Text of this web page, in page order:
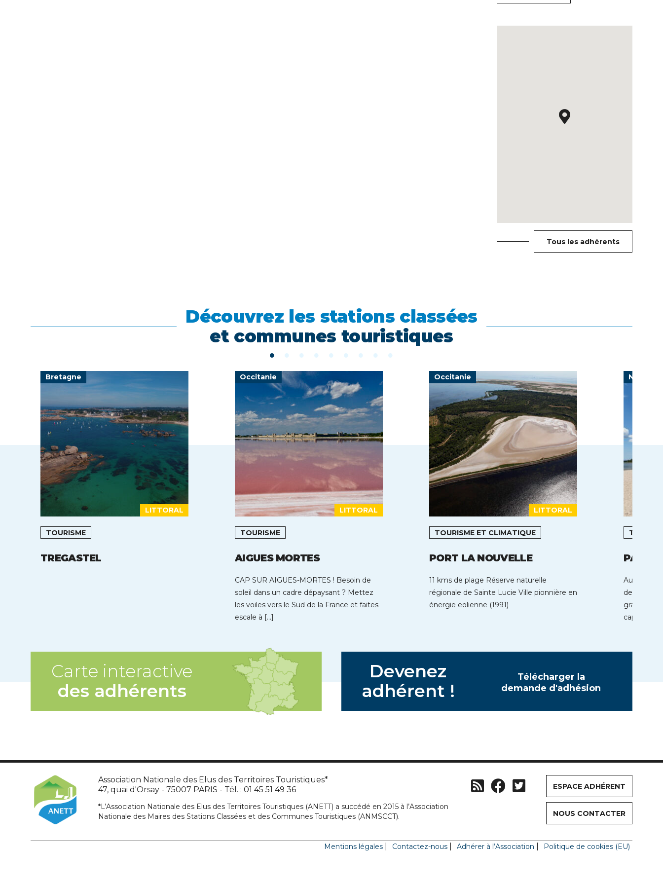
Tous les adhérents
Découvrez les stations classées
et communes touristiques
Bretagne
LITTORAL
TOURISME
TREGASTEL
Occitanie
LITTORAL
TOURISME
AIGUES MORTES
CAP SUR AIGUES-MORTES ! Besoin de
soleil dans un cadre dépaysant ? Mettez
les voiles vers le Sud de la France et faites
escale à […]
Occitanie
LITTORAL
TOURISME ET CLIMATIQUE
PORT LA NOUVELLE
11 kms de plage Réserve naturelle
régionale de Sainte Lucie Ville pionnière en
énergie eolienne (1991)
Au coeur
de
grands
capacité
Carte interactive
des adhérents
Devenez
adhérent !
Télécharger la
demande d'adhésion
Association Nationale des Elus des Territoires Touristiques*
47, quai d'Orsay - 75007 PARIS - Tél. : 01 45 51 49 36
*L’Association Nationale des Elus des Territoires Touristiques (ANETT) a succédé en 2015 à l’Association
Nationale des Maires des Stations Classées et des Communes Touristiques (ANMSCCT).
ESPACE ADHÉRENT
NOUS CONTACTER
Mentions légales Contactez-nous Adhérer à l’Association Politique de cookies (EU)